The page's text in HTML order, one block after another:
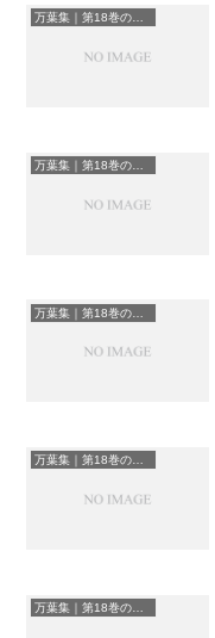
万葉集｜第18巻の和歌一覧
万葉集｜第18巻の和歌一覧
万葉集｜第18巻の和歌一覧
万葉集｜第18巻の和歌一覧
万葉集｜第18巻の和歌一覧